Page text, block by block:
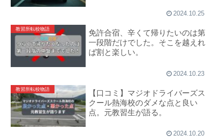
2024.10.25
教習所転校物語
免許合宿、辛くて帰りたいのは第
一段階だけでした。そこを越えれ
ば割と楽しい。
2024.10.23
教習所転校物語
【口コミ】マジオドライバーズス
クール熱海校のダメな点と良い
点。元教習生が語る。
2024.10.20